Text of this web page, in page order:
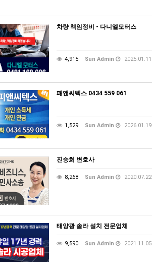
차량 책임정비 - 다니엘모터스
4,915 Sun Admin 2025.01.11
패앤씨텍스 0434 559 061
1,529 Sun Admin 2026.01.19
진승희 변호사
8,268 Sun Admin 2020.07.22
태양광 솔라 설치 전문업체
9,590 Sun Admin 2021.11.05